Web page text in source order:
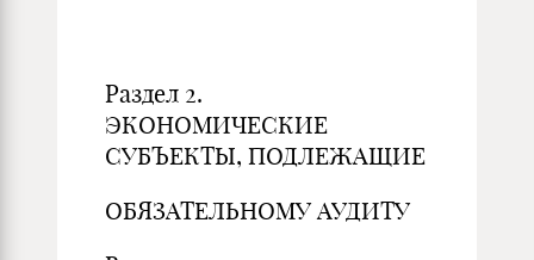
Раздел 2.
ЭКОНОМИЧЕСКИЕ
СУБЪЕКТЫ, ПОДЛЕЖАЩИЕ
ОБЯЗАТЕЛЬНОМУ АУДИТУ